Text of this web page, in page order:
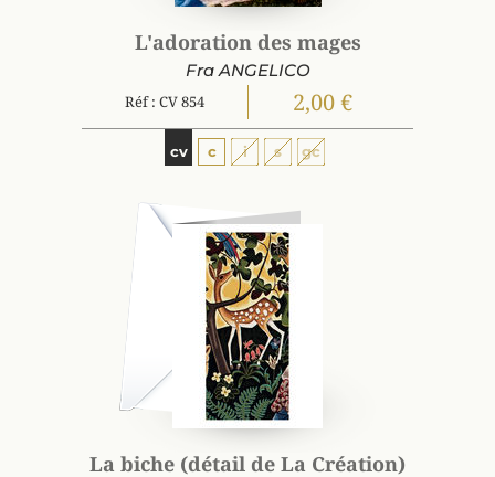
L'adoration des mages
Fra ANGELICO
Réf : CV 854 2,00 €
cv c i s gc
La biche (détail de La Création)